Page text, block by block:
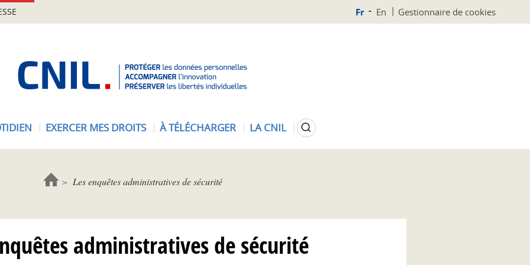
Fr En Gestionnaire de cookies
EXERCER MES DROITS À TÉLÉCHARGER LA CNIL Rechercher
Les enquêtes administratives de sécurité
administratives de sécurité